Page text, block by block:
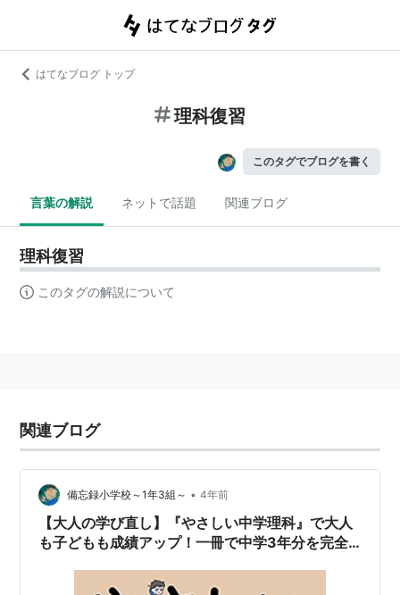
はてなブログ トップ
理科復習
このタグでブログを書く
言葉の解説 ネットで話題 関連ブログ
理科復習
このタグの解説について
関連ブログ
備忘録小学校～1年3組～ • 4年前
【大人の学び直し】『やさしい中学理科』で大人
も子どもも成績アップ！一冊で中学3年分を完全